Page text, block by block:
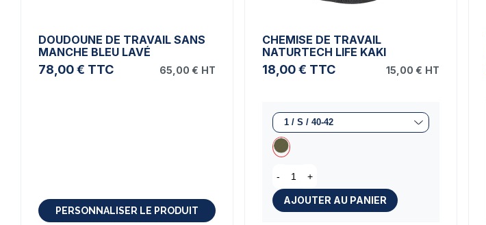
DOUDOUNE DE TRAVAIL SANS
MANCHE BLEU LAVÉ
78,00 € TTC 65,00 € HT
PERSONNALISER LE PRODUIT
CHEMISE DE TRAVAIL
NATURTECH LIFE KAKI
18,00 € TTC 15,00 € HT
- +
AJOUTER AU PANIER